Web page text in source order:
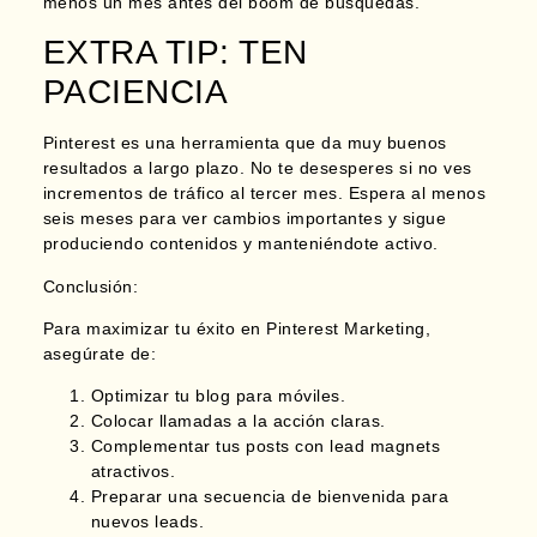
EXTRA TIP: TEN
PACIENCIA
Pinterest es una herramienta que da muy buenos
resultados a largo plazo. No te desesperes si no ves
incrementos de tráfico al tercer mes. Espera al menos
seis meses para ver cambios importantes y sigue
produciendo contenidos y manteniéndote activo.
Conclusión:
Para maximizar tu éxito en Pinterest Marketing,
asegúrate de:
Optimizar tu blog para móviles.
Colocar llamadas a la acción claras.
Complementar tus posts con lead magnets
atractivos.
Preparar una secuencia de bienvenida para
nuevos leads.